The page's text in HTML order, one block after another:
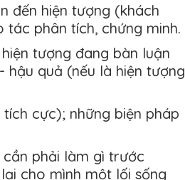
đến hiện tượng (khách
phân tích, chứng minh.
tượng đang bàn luận
quả (nếu là hiện tượng
cực); những biện pháp
cần phải làm gì trước
cho mình một lối sống